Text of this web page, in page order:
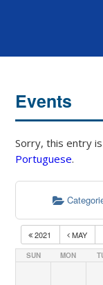
Events
Sorry, this entry
Portuguese.
2021 MAY
SUN MON